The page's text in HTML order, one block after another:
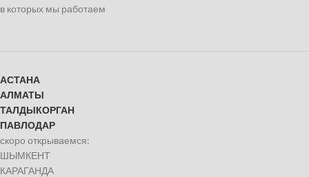
в которых мы работаем
АСТАНА
АЛМАТЫ
ТАЛДЫКОРГАН
ПАВЛОДАР
скоро открываемся:
ШЫМКЕНТ
КАРАГАНДА